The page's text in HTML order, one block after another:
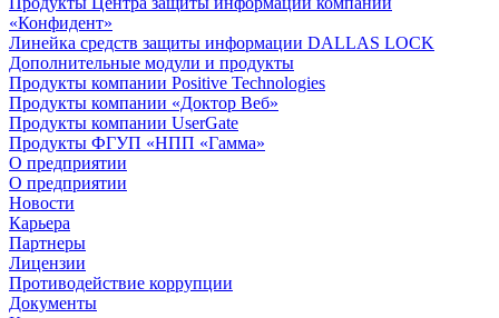
«Конфидент»
Линейка средств защиты информации DALLAS LOCK
Дополнительные модули и продукты
Продукты компании Positive Technologies
Продукты компании «Доктор Веб»
Продукты компании UserGate
Продукты ФГУП «НПП «Гамма»
О предприятии
О предприятии
Новости
Карьера
Партнеры
Лицензии
Противодействие коррупции
Документы